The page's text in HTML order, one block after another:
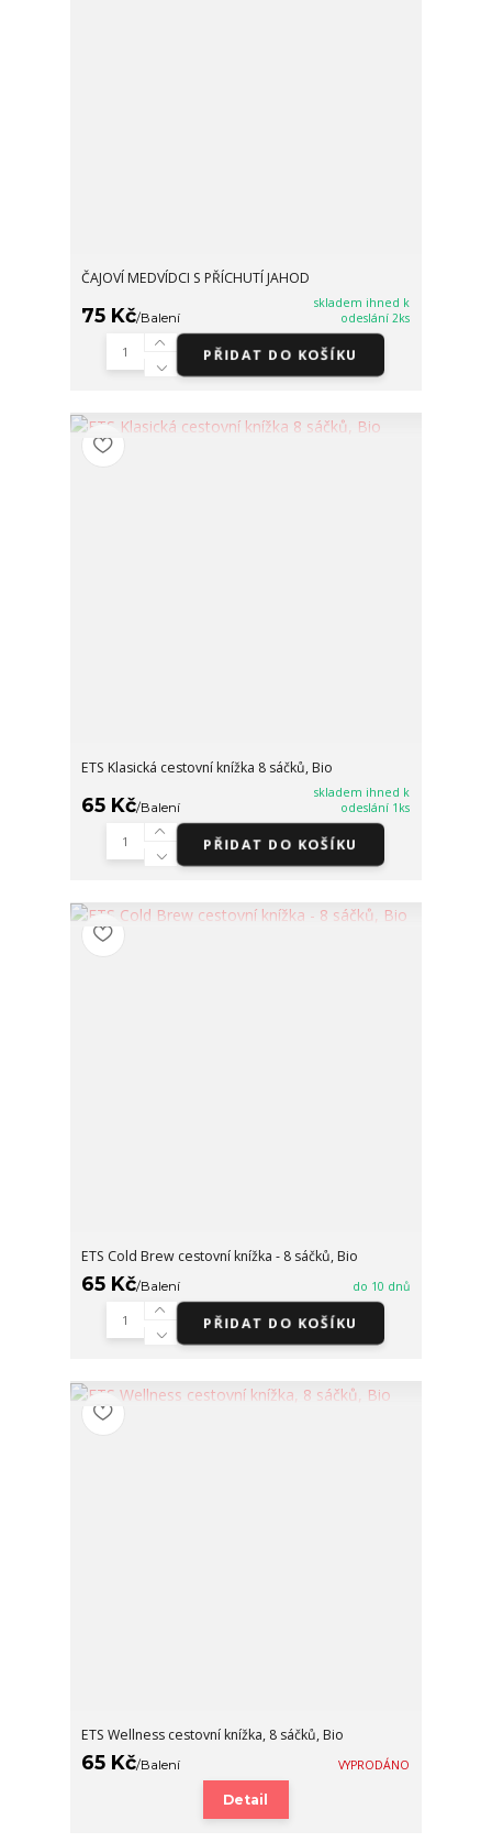
ČAJOVÍ MEDVÍDCI S PŘÍCHUTÍ JAHOD
75 Kč/Balení
skladem ihned k
odeslání 2ks
PŘIDAT DO KOŠÍKU
ETS Klasická cestovní knížka 8 sáčků, Bio
65 Kč/Balení
skladem ihned k
odeslání 1ks
PŘIDAT DO KOŠÍKU
ETS Cold Brew cestovní knížka - 8 sáčků, Bio
65 Kč/Balení do 10 dnů
PŘIDAT DO KOŠÍKU
ETS Wellness cestovní knížka, 8 sáčků, Bio
65 Kč/Balení VYPRODÁNO
Detail